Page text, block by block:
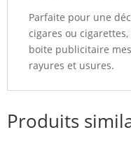
Parfaite pour une
cigares ou
boite publicitaire
rayures et usures.
Produits